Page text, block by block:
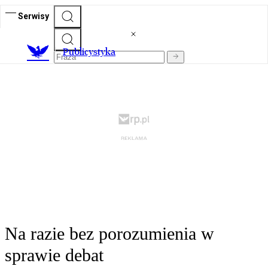
Serwisy
Publicystyka
Na razie bez porozumienia w
sprawie debat